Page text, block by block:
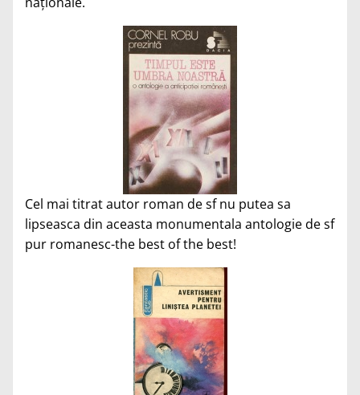
Cel mai titrat autor roman de sf nu putea sa
lipseasca din aceasta monumentala antologie de sf
pur romanesc-the best of the best!